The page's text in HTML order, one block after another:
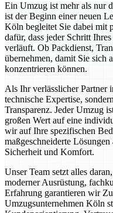
Ein Umzug ist mehr als nur
ist der Beginn einer neuen
Köln begleitet Sie dabei mit
dafür, dass jeder Schritt
verläuft. Ob Packdienst,
übernehmen, damit Sie sich
konzentrieren können.
Als Ihr verlässlicher Partner
technische Expertise,
Transparenz. Jeder Umzug
großen Wert auf eine
wir auf Ihre spezifischen
maßgeschneiderte
Sicherheit und Komfort.
Unser Team setzt alles
moderner Ausrüstung,
Erfahrung garantieren wir
Umzugsunternehmen Köln